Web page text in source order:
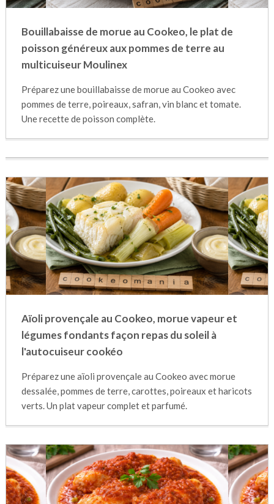
Bouillabaisse de morue au Cookeo, le plat de
poisson généreux aux pommes de terre au
multicuiseur Moulinex
Préparez une bouillabaisse de morue au Cookeo avec
pommes de terre, poireaux, safran, vin blanc et tomate.
Une recette de poisson complète.
Aïoli provençale au Cookeo, morue vapeur et
légumes fondants façon repas du soleil à
l'autocuiseur cookéo
Préparez une aïoli provençale au Cookeo avec morue
dessalée, pommes de terre, carottes, poireaux et haricots
verts. Un plat vapeur complet et parfumé.